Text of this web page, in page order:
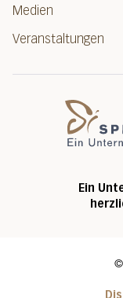
Medien
Veranstaltungen
Ein
©